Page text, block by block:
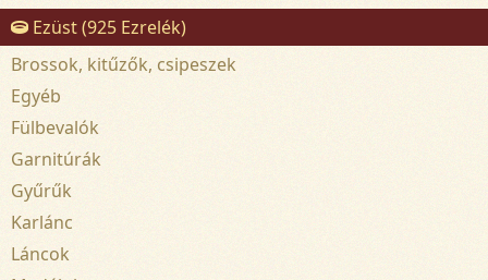
Ezüst (925 Ezrelék)
Brossok, kitűzők, csipeszek
Egyéb
Fülbevalók
Garnitúrák
Gyűrűk
Karlánc
Láncok